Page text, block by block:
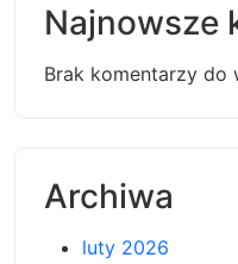
Najnowsze
Brak komentarzy do
Archiwa
luty 2026